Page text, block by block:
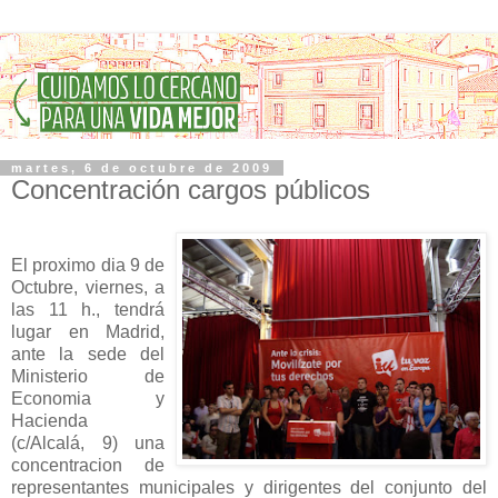
martes, 6 de octubre de 2009
Concentración cargos públicos
El proximo dia 9 de
Octubre, viernes, a
las 11 h., tendrá
lugar en Madrid,
ante la sede del
Ministerio de
Economia y
Hacienda
(c/Alcalá, 9) una
concentracion de
representantes municipales y dirigentes del conjunto del